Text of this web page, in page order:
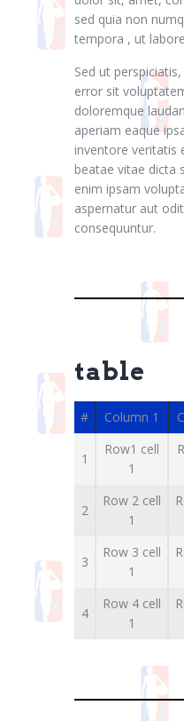
sed quia non
tempora , ut
Sed ut
error sit
doloremque
aperiam eaque
inventore veritatis
beatae vitae dicta
enim ipsam
aspernatur aut
consequuntur.
table
# Column 1
1
Row1 cell
1
2
Row 2 cell
1
3
Row 3 cell
1
4
Row 4 cell
1